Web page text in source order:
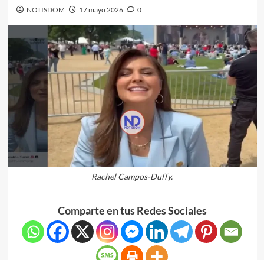
NOTISDOM 17 mayo 2026 0
Rachel Campos-Duffy.
Comparte en tus Redes Sociales